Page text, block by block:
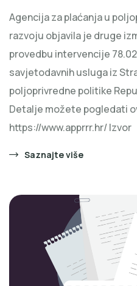
Agencija za plaćanja u
razvoju objavila je druge
provedbu intervencije
savjetodavnih usluga iz
poljoprivredne politike
Detalje možete pogledati
https://www.apprrr.hr/ Izvor
Saznajte više